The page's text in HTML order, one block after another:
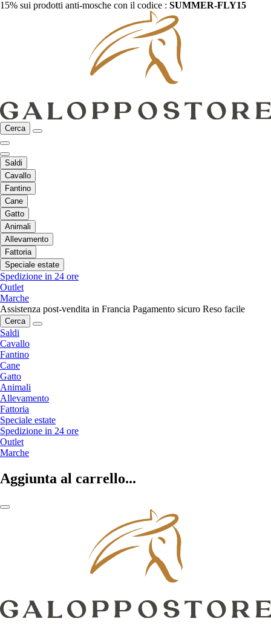
15% sui prodotti anti-mosche con il codice : SUMMER-FLY15
Cerca
Saldi
Cavallo
Fantino
Cane
Gatto
Animali
Allevamento
Fattoria
Speciale estate
Spedizione in 24 ore
Outlet
Marche
Assistenza post-vendita in Francia Pagamento sicuro Reso facile
Cerca
Saldi
Cavallo
Fantino
Cane
Gatto
Animali
Allevamento
Fattoria
Speciale estate
Spedizione in 24 ore
Outlet
Marche
Aggiunta al carrello...